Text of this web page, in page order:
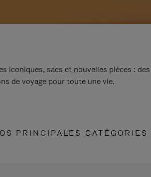
iconiques, sacs et nouvelles pièces : des
de voyage pour toute une vie.
PRINCIPALES CATÉGORIES